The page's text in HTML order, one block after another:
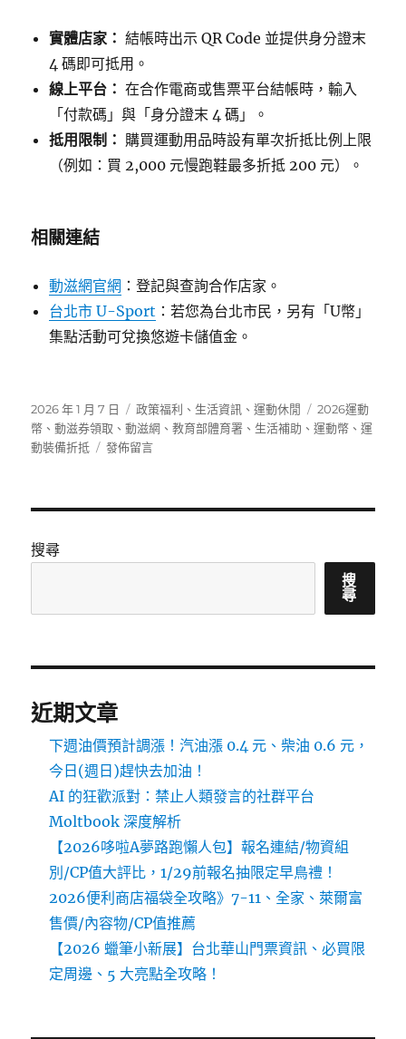
實體店家： 結帳時出示 QR Code 並提供身分證末
4 碼即可抵用。
線上平台： 在合作電商或售票平台結帳時，輸入
「付款碼」與「身分證末 4 碼」。
抵用限制： 購買運動用品時設有單次折抵比例上限
（例如：買 2,000 元慢跑鞋最多折抵 200 元）。
相關連結
動滋網官網 ：登記與查詢合作店家。
台北市 U-Sport ：若您為台北市民，另有「U幣」
集點活動可兌換悠遊卡儲值金。
發
佈
日
2026 年 1 月 7 日
分
類
政策福利 、 生活資訊 、運動休閒
標
籤
2026運動
幣 、動滋券領取 、動滋網 、教育部體育署 、 生活補助 、運動幣 、運
動裝備折抵
在
動
年
包〉
發佈留言
搜尋
搜
尋
近期文章
下週油價預計調漲！汽油漲 0.4 元、柴油 0.6 元，
今日(週日)趕快去加油！
AI 的狂歡派對：禁止人類發言的社群平台
Moltbook 深度解析
【2026哆啦A夢路跑懶人包】報名連結/物資組
別/CP值大評比，1/29前報名抽限定早鳥禮！
2026便利商店福袋全攻略》7-11、全家、萊爾富
售價/內容物/CP值推薦
【2026 蠟筆小新展】台北華山門票資訊、必買限
定周邊、5 大亮點全攻略！